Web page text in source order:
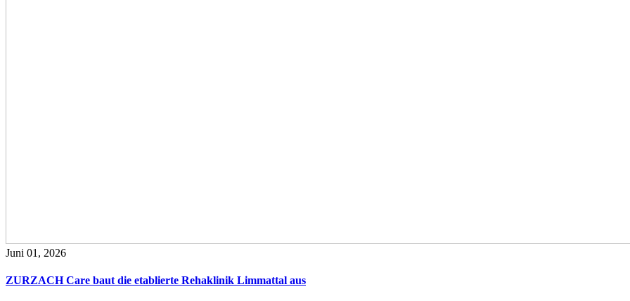
Juni 01, 2026
ZURZACH Care baut die etablierte Rehaklinik Limmattal aus